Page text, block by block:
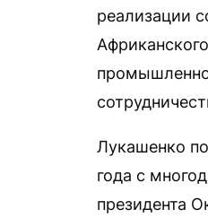
реализации
Лукашенко
года с
президента